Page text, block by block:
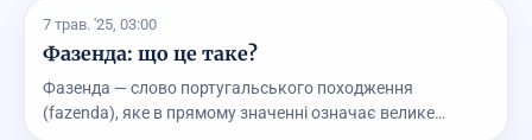
7 трав. '25, 03:00
Фазенда: що це таке?
Фазенда — слово португальського походження
(fazenda), яке в прямому значенні означає велике